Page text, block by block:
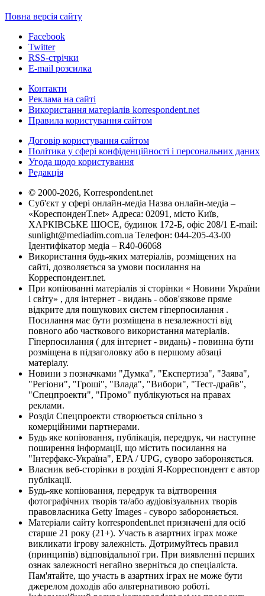
Повна версія сайту
Facebook
Twitter
RSS-стрічки
E-mail розсилка
Контакти
Реклама на сайті
Використання матеріалів korrespondent.net
Правила користування сайтом
Договір користування сайтом
Політика у сфері конфіденційності і персональних даних
Угода щодо користування
Редакція
© 2000-2026, Korrespondent.net
Суб'єкт у сфері онлайн-медіа Назва онлайн-медіа –
«КореспонденТ.net» Адреса: 02091, місто Київ,
ХАРКІВСЬКЕ ШОСЕ, будинок 172-Б, офіс 208/1 E-mail:
sunlight@mediadim.com.ua Телефон: 044-205-43-00
Ідентифікатор медіа – R40-06068
Використання будь-яких матеріалів, розміщених на
сайті, дозволяється за умови посилання на
Корреспондент.net.
При копіюванні матеріалів зі сторінки « Новини України
і світу» , для інтернет - видань - обов'язкове пряме
відкрите для пошукових систем гіперпосилання .
Посилання має бути розміщена в незалежності від
повного або часткового використання матеріалів.
Гіперпосилання ( для інтернет - видань) - повинна бути
розміщена в підзаголовку або в першому абзаці
матеріалу.
Новини з позначками "Думка", "Експертиза", "Заява",
"Регіони", "Гроші", "Влада", "Вибори", "Тест-драйв",
"Спецпроекти", "Промо" публікуються на правах
реклами.
Розділ Спецпроекти створюється спільно з
комерційними партнерами.
Будь яке копіювання, публікація, передрук, чи наступне
поширення інформації, що містить посилання на
"Інтерфакс-Україна", EPA / UPG, суворо забороняється.
Власник веб-сторінки в розділі Я-Корреспондент є автор
публікації.
Будь-яке копіювання, передрук та відтворення
фотографічних творів та/або аудіовізуальних творів
правовласника Getty Images - суворо забороняється.
Матеріали сайту korrespondent.net призначені для осіб
старше 21 року (21+). Участь в азартних іграх може
викликати ігрову залежність. Дотримуйтесь правил
(принципів) відповідальної гри. При виявленні перших
ознак залежності негайно зверніться до спеціаліста.
Пам'ятайте, що участь в азартних іграх не може бути
джерелом доходів або альтернативою роботі.